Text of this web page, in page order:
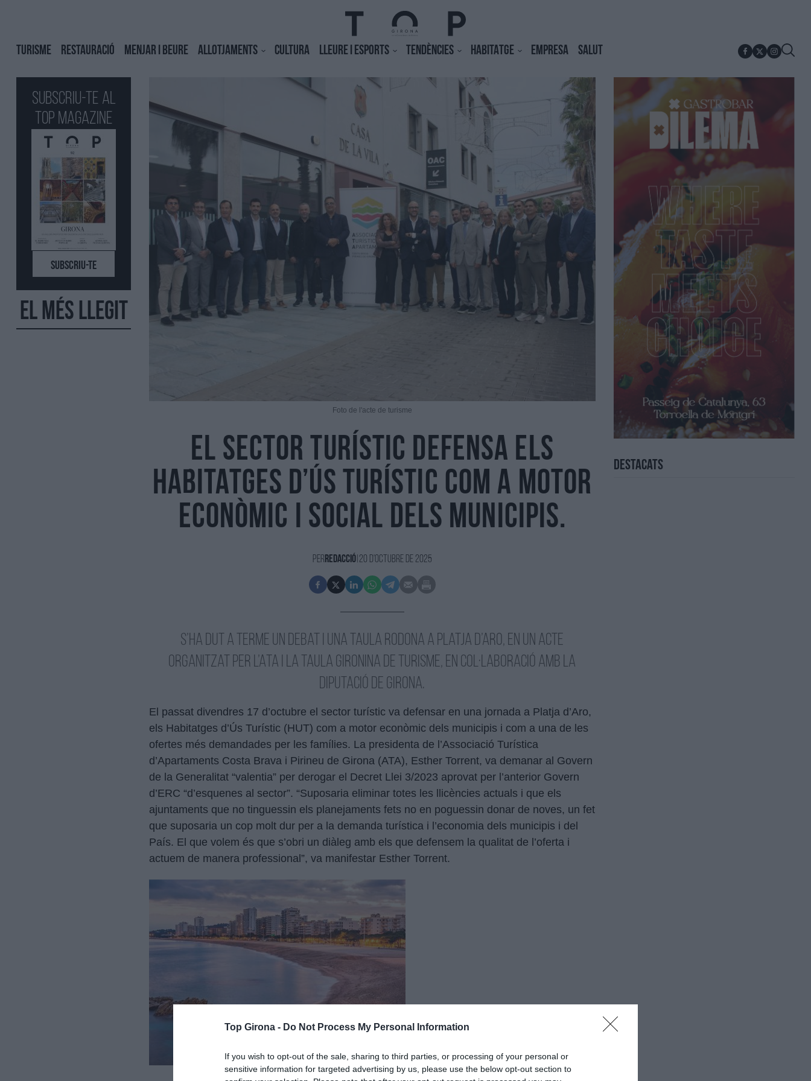
Top Girona - Do Not Process My Personal Information
If you wish to opt-out of the sale, sharing to third parties, or processing of your personal or
sensitive information for targeted advertising by us, please use the below opt-out section to
TURISME RESTAURACIÓ MENJAR I BEURE ALLOTJAMENTS CULTURA LLEURE I ESPORTS TENDÈNCIES HABITATGE EMPRESA SALUT
Subscriu-te al
Top Magazine
SUBSCRIU-TE
El més llegit
Foto de l'acte de turisme
El sector turístic defensa els
Habitatges d’ús turístic com a motor
econòmic i social dels municipis.
PerRedacció| 20 d'Octubre de 2025
S’ha dut a terme un debat i una taula rodona a Platja d’Aro, en un acte
organitzat per l’ATA i la Taula Gironina de Turisme, en col·laboració amb la
Diputació de Girona.
El passat divendres 17 d’octubre el sector turístic va defensar en una jornada a Platja d’Aro,
els Habitatges d’Ús Turístic (HUT) com a motor econòmic dels municipis i com a una de les
ofertes més demandades per les famílies. La presidenta de l’Associació Turística
d’Apartaments Costa Brava i Pirineu de Girona (ATA), Esther Torrent, va demanar al Govern
de la Generalitat “valentia” per derogar el Decret Llei 3/2023 aprovat per l’anterior Govern
d’ERC “d’esquenes al sector”. “Suposaria eliminar totes les llicències actuals i que els
ajuntaments que no tinguessin els planejaments fets no en poguessin donar de noves, un fet
que suposaria un cop molt dur per a la demanda turística i l’economia dels municipis i del
País. El que volem és que s’obri un diàleg amb els que defensem la qualitat de l’oferta i
actuem de manera professional”, va manifestar Esther Torrent.
Destacats